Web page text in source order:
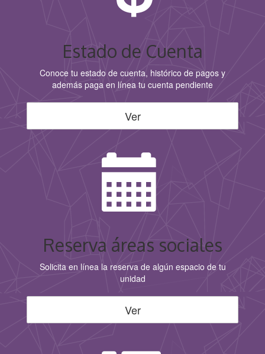
Estado de Cuenta
Conoce tu estado de cuenta, histórico de pagos y
además paga en línea tu cuenta pendiente
Ver
Reserva áreas sociales
Solicita en línea la reserva de algún espacio de tu
unidad
Ver